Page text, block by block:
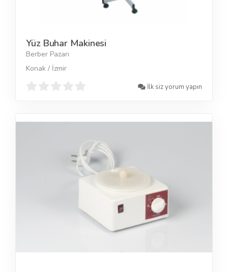
Yüz Buhar Makinesi
Berber Pazarı
Konak / İzmir
İlk siz yorum yapın